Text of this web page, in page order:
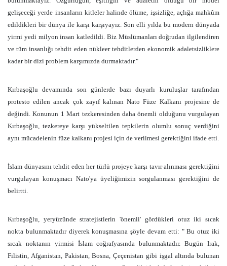
gelişeceği yerde insanların kitleler halinde ölüme, işsizliğe, açlığa mahkûm
edildikleri bir dünya ile karşı karşıyayız. Son elli yılda bu modern dünyada
yirmi yedi milyon insan katledildi. Biz Müslümanları doğrudan ilgilendiren
ve tüm insanlığı tehdit eden nükleer tehditlerden ekonomik adaletsizliklere
kadar bir dizi problem karşımızda durmaktadır."
Kırbaşoğlu devamında son günlerde bazı duyarlı kuruluşlar tarafından
protesto edilen ancak çok zayıf kalınan Nato Füze Kalkanı projesine de
değindi. Konunun 1 Mart tezkeresinden daha önemli olduğunu vurgulayan
Kırbaşoğlu, tezkereye karşı yükseltilen tepkilerin olumlu sonuç verdiğini
aynı mücadelenin füze kalkanı projesi için de verilmesi gerektiğini ifade etti.
İslam dünyasını tehdit eden her türlü projeye karşı tavır alınması gerektiğini
vurgulayan konuşmacı Nato'ya üyeliğimizin sorgulanması gerektiğini de
belirtti.
Kırbaşoğlu, yeryüzünde stratejistlerin 'önemli' gördükleri otuz iki sıcak
nokta bulunmaktadır diyerek konuşmasına şöyle devam etti: " Bu otuz iki
sıcak noktanın yirmisi İslam coğrafyasında bulunmaktadır. Bugün Irak,
Filistin, Afganistan, Pakistan, Bosna, Çeçenistan gibi işgal altında bulunan